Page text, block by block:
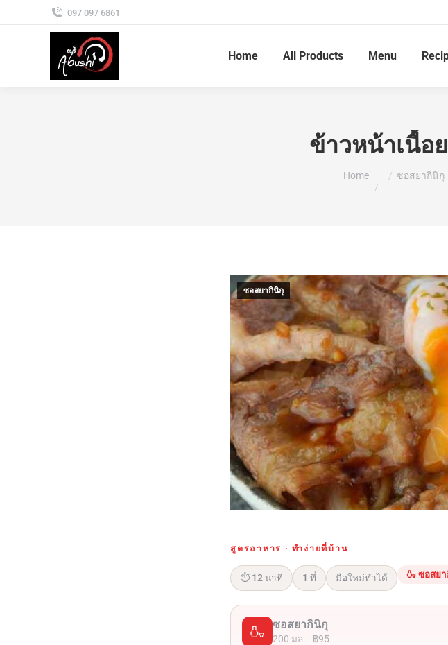
097 097 6861
Home All Products Menu
ข้าวหน้าเนื้อ
You are here:
Home ซอสยากินิกุ
ซอสยากินิกุ
สูตรอาหาร · ทำง่ายที่บ้าน
⏱ 12 นาที 1 ที่ มือใหม่ทำได้ 🍶 ซอสย
🍶 ซอสยากินิกุ
200 มล. · ฿95